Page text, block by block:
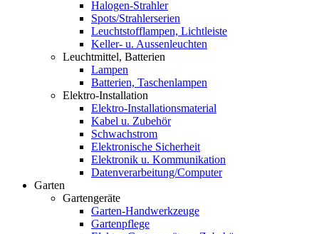
Halogen-Strahler
Spots/Strahlerserien
Leuchtstofflampen, Lichtleiste
Keller- u. Aussenleuchten
Leuchtmittel, Batterien
Lampen
Batterien, Taschenlampen
Elektro-Installation
Elektro-Installationsmaterial
Kabel u. Zubehör
Schwachstrom
Elektronische Sicherheit
Elektronik u. Kommunikation
Datenverarbeitung/Computer
Garten
Gartengeräte
Garten-Handwerkzeuge
Gartenpflege